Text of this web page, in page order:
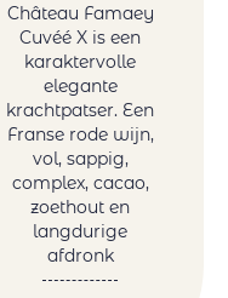
Château Famaey
Cuvéé X is een
karaktervolle
elegante
krachtpatser. Een
Franse rode wijn,
vol, sappig,
complex, cacao,
zoethout en
langdurige
afdronk